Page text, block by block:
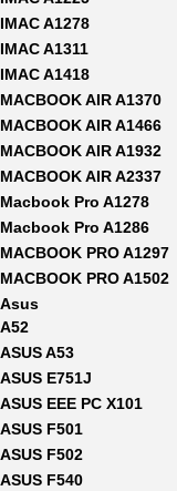
IMAC A1278
IMAC A1311
IMAC A1418
MACBOOK AIR A1370
MACBOOK AIR A1466
MACBOOK AIR A1932
MACBOOK AIR A2337
Macbook Pro A1278
Macbook Pro A1286
MACBOOK PRO A1297
MACBOOK PRO A1502
Asus
A52
ASUS A53
ASUS E751J
ASUS EEE PC X101
ASUS F501
ASUS F502
ASUS F540